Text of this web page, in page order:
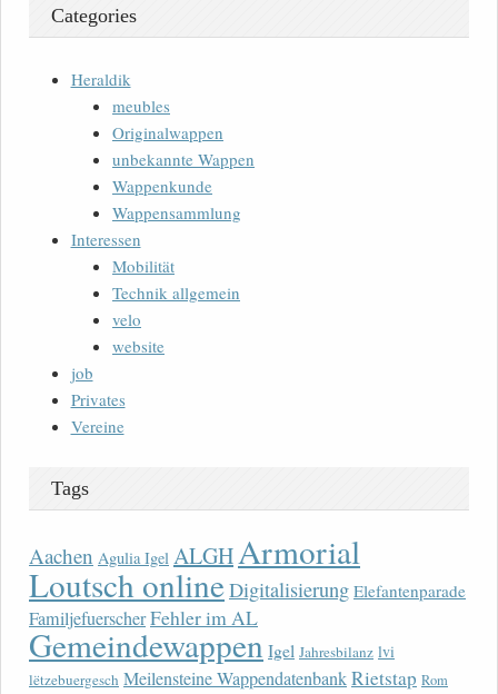
Categories
Heraldik
meubles
Originalwappen
unbekannte Wappen
Wappenkunde
Wappensammlung
Interessen
Mobilität
Technik allgemein
velo
website
job
Privates
Vereine
Tags
Aachen Agulia Igel ALGHArmorial
Loutsch onlineDigitalisierung Elefantenparade
FamiljefuerscherFehler im AL
Gemeindewappen Igel Jahresbilanz lvi
lëtzebuergesch Meilensteine WappendatenbankRietstap Rom